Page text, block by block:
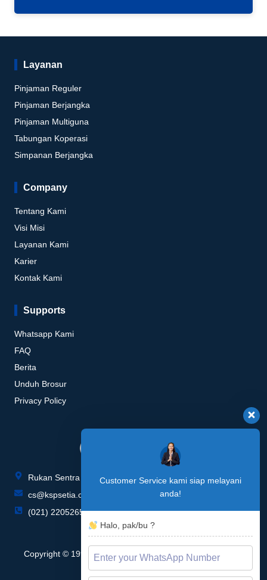
Layanan
Pinjaman Reguler
Pinjaman Berjangka
Pinjaman Multiguna
Tabungan Koperasi
Simpanan Berjangka
Company
Tentang Kami
Visi Misi
Layanan Kami
Karier
Kontak Kami
Supports
Whatsapp Kami
FAQ
Berita
Unduh Brosur
Privacy Policy
Rukan Sentra Niaga Blok P no. 015-016, Green Lake City
cs@kspsetia.co.id
(021) 22052655 / 22052657
Copyright © 1996 - 2026 KSP Setia Multi Sarana, All rights
Customer Service kami siap melayani
anda!
Halo, pak/bu ?